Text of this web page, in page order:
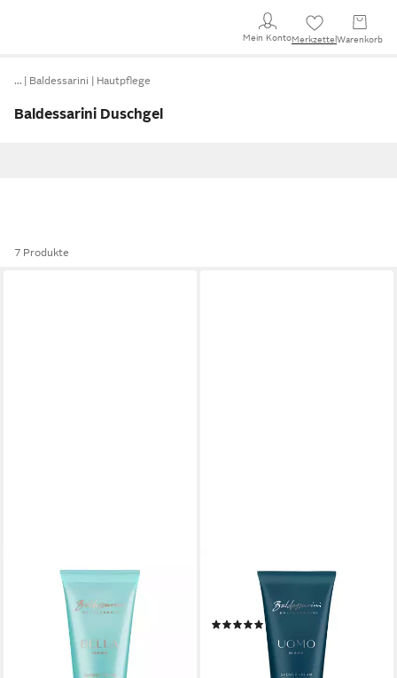
Mein KontoMerkzettel Warenkorb
… Baldessarini Hautpflege
Baldessarini Duschgel
7 Produkte
BALDESSARINI
Duschgel BELLA MARE,
Shower Gel 150 ml ohne FS
(59,93 €/ 1 l)
lieferbar - in 1-2 Werktagen bei dir
Duschgel UOMO MARE,
Shower Gel 150 ml ohne FS
(66,33 €/ 1 l)
lieferbar - in 5-6 Werktagen bei dir